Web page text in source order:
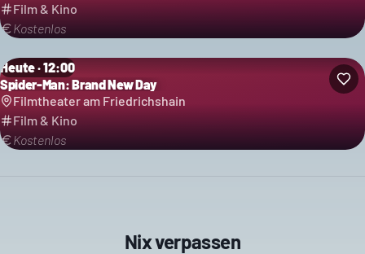
Film & Kino
Kostenlos
Heute · 12:00
Spider-Man: Brand New Day
Filmtheater am Friedrichshain
Film & Kino
Kostenlos
Nix verpassen